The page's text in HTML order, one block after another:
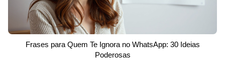
Frases para Quem Te Ignora no WhatsApp: 30 Ideias
Poderosas